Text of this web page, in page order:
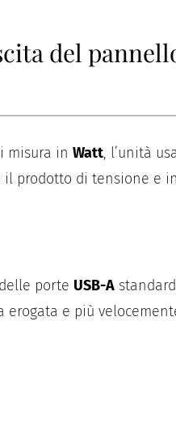
del
misura in Watt, l’unità
il prodotto di tensione e
porte USB-A
erogata e più